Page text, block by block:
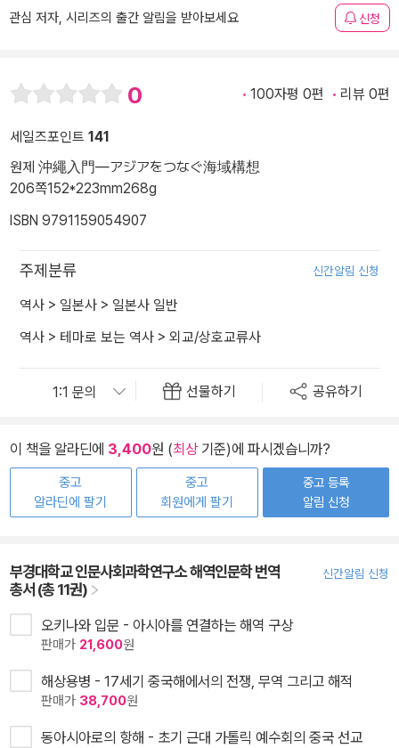
관심 저자, 시리즈의 출간 알림을 받아보세요 신청
0 100자평 0편 리뷰 0편
세일즈포인트 141
원제 沖繩入門―アジアをつなぐ海域構想
206쪽152*223mm268g
ISBN 9791159054907
주제분류 신간알림 신청
역사 > 일본사 > 일본사 일반
역사 > 테마로 보는 역사 > 외교/상호교류사
선물하기 공유하기
이 책을 알라딘에 3,400원 (최상기준)에 파시겠습니까?
중고
알라딘에 팔기
중고
회원에게 팔기
중고 등록
알림 신청
부경대학교 인문사회과학연구소 해역인문학 번역
총서 (총 11권)
신간알림 신청
오키나와 입문 - 아시아를 연결하는 해역 구상
판매가 21,600원
해상용병 - 17세기 중국해에서의 전쟁, 무역 그리고 해적
판매가 38,700원
동아시아로의 항해 - 초기 근대 가톨릭 예수회의 중국 선교